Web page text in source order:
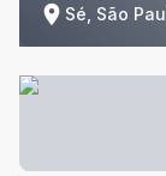
Sé, São